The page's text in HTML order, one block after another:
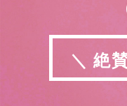
＼ 絶